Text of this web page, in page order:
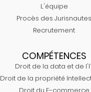
L'équipe
Procès des Jurisnautes
Recrutement
COMPÉTENCES
Droit de la data et de
Droit de la propriété